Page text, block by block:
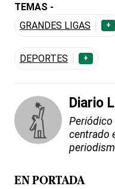
TEMAS -
GRANDES LIGAS
+
DEPORTES +
Diario
Periódico
centrado
EN PORTADA